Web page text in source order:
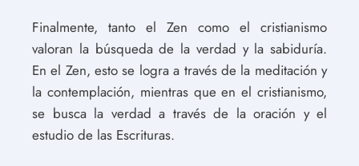
Finalmente, tanto el Zen como el cristianismo
valoran la búsqueda de la verdad y la sabiduría.
En el Zen, esto se logra a través de la meditación y
la contemplación, mientras que en el cristianismo,
se busca la verdad a través de la oración y el
estudio de las Escrituras.